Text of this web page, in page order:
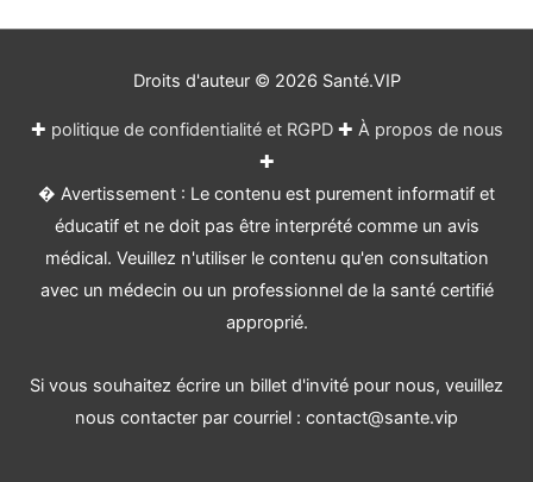
Droits d'auteur © 2026 Santé.VIP
✚ politique de confidentialité et RGPD✚ À propos de nous
✚
� Avertissement : Le contenu est purement informatif et
éducatif et ne doit pas être interprété comme un avis
médical. Veuillez n'utiliser le contenu qu'en consultation
avec un médecin ou un professionnel de la santé certifié
approprié.
Si vous souhaitez écrire un billet d'invité pour nous, veuillez
nous contacter par courriel : contact@sante.vip